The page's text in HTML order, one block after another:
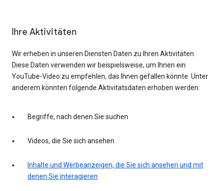
Ihre Aktivitäten
Wir erheben in unseren Diensten Daten zu Ihren Aktivitäten.
Diese Daten verwenden wir beispielsweise, um Ihnen ein
YouTube-Video zu empfehlen, das Ihnen gefallen könnte. Unter
anderem könnten folgende Aktivitätsdaten erhoben werden:
Begriffe, nach denen Sie suchen
Videos, die Sie sich ansehen
Inhalte und Werbeanzeigen, die Sie sich ansehen und mit
denen Sie interagieren